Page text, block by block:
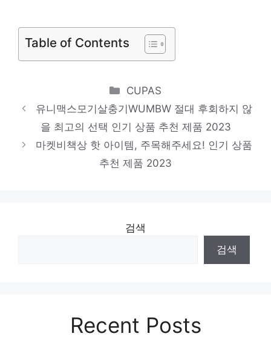
기 상품 추천 제품 2023
Table of Contents
Categories
CUPAS
유니맥스모기살충기WUMBW 절대 후회하지 않
을 최고의 선택 인기 상품 추천 제품 2023
마켓비책상 핫 아이템, 주목해주세요! 인기 상품
추천 제품 2023
검색
검색
Recent Posts